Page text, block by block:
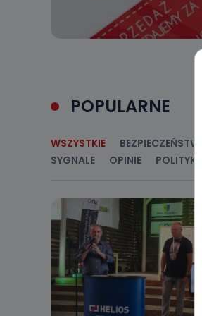
POPULARNE
WSZYSTKIE BEZPIECZEŃSTWO
SYGNALE
OPINIE POLITYKA